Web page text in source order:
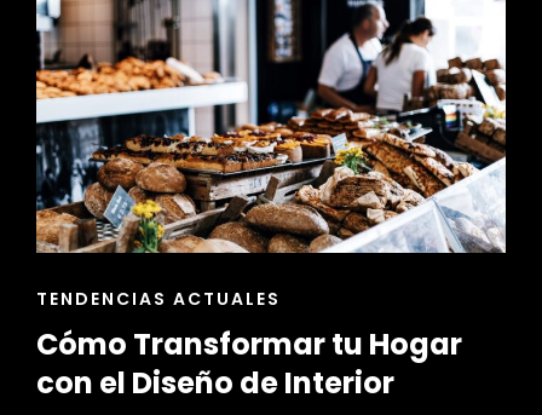
ENLACES
LAS
CATEGORÍAS
TENDENCIAS ACTUALES
Cómo Transformar tu Hogar
con el Diseño de Interior